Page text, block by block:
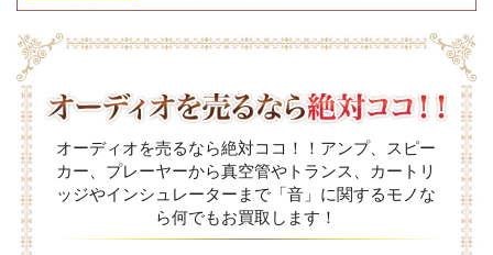
オーディオを売るなら絶対ココ！！アンプ、スピー
カー、プレーヤーから真空管やトランス、カートリ
ッジやインシュレーターまで「音」に関するモノな
ら何でもお買取します！